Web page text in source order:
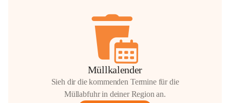
Müllkalender
Sieh dir die kommenden Termine für die
Müllabfuhr in deiner Region an.